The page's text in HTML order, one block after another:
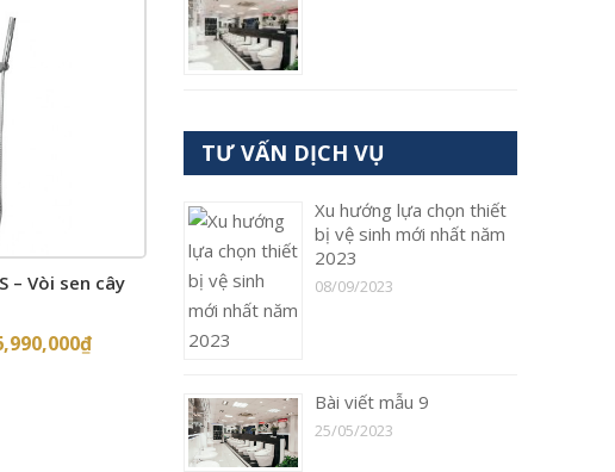
– Vòi sen cây
₫
TƯ VẤN DỊCH VỤ
Xu hướng lựa chọn thiết
bị vệ sinh mới nhất năm
2023
08/09/2023
Bài viết mẫu 9
25/05/2023